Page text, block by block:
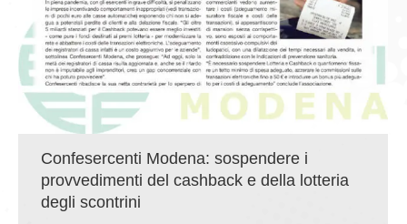
Confesercenti Modena: sospendere i
provvedimenti del cashback e della lotteria
degli scontrini